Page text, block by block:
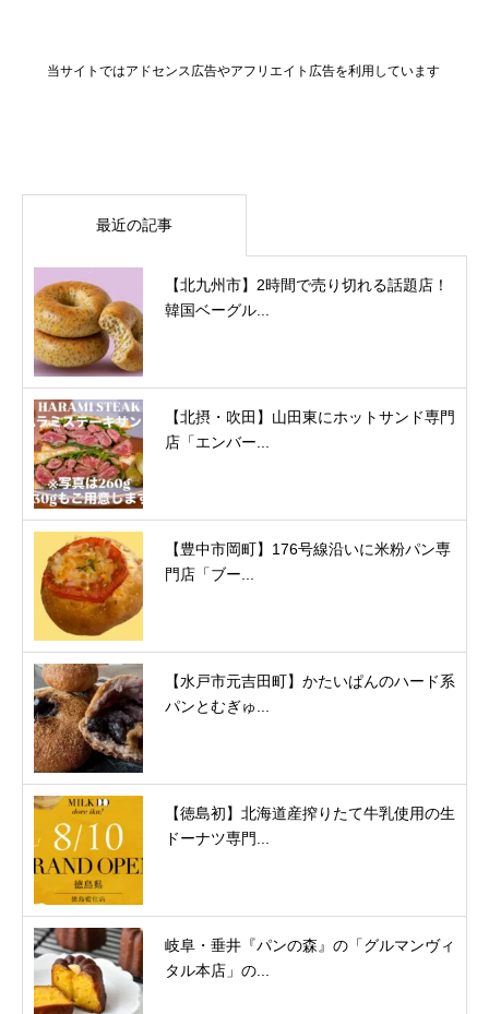
当サイトではアドセンス広告やアフリエイト広告を利用しています
最近の記事
【北九州市】2時間で売り切れる話題店！
韓国ベーグル...
【北摂・吹田】山田東にホットサンド専門
店「エンバー...
【豊中市岡町】176号線沿いに米粉パン専
門店「ブー...
【水戸市元吉田町】かたいぱんのハード系
パンとむぎゅ...
【徳島初】北海道産搾りたて牛乳使用の生
ドーナツ専門...
岐阜・垂井『パンの森』の「グルマンヴィ
タル本店」の...